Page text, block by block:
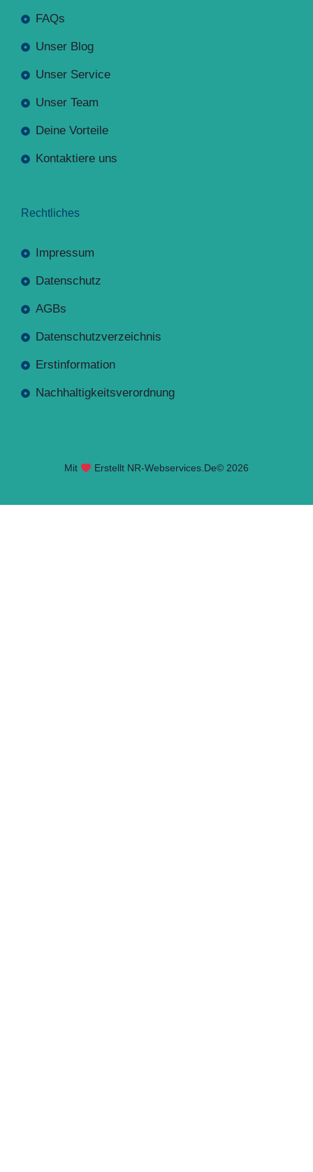
FAQs
Unser Blog
Unser Service
Unser Team
Deine Vorteile
Kontaktiere uns
Rechtliches
Impressum
Datenschutz
AGBs
Datenschutzverzeichnis
Erstinformation
Nachhaltigkeitsverordnung
Mit Erstellt NR-Webservices.de© 2026